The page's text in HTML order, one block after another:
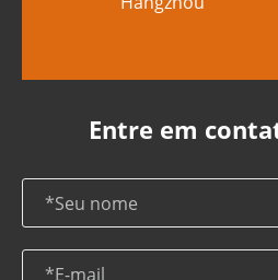
Entre em